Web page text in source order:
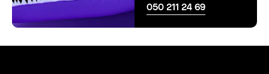
050 211 24 69